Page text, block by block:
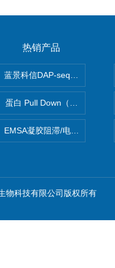
热销产品
蓝景科信DAP-seq技术服务实
蛋白 Pull Down（蛋白和蛋白
EMSA凝胶阻滞/电泳迁移率实
物科技有限公司版权所有